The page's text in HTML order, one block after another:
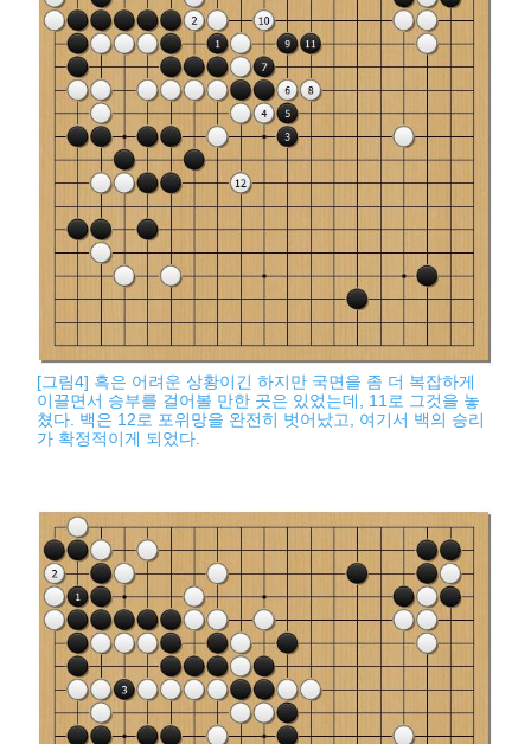
[그림4] 흑은 어려운 상황이긴 하지만 국면을 좀 더 복잡하게
이끌면서 승부를 걸어볼 만한 곳은 있었는데, 11로 그것을 놓
쳤다. 백은 12로 포위망을 완전히 벗어났고, 여기서 백의 승리
가 확정적이게 되었다.